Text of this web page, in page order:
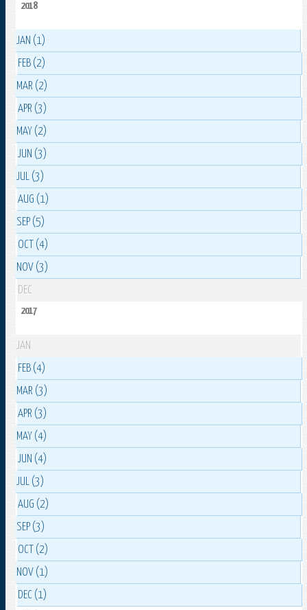
2018
JAN (1)
FEB (2)
MAR (2)
APR (3)
MAY (2)
JUN (3)
JUL (3)
AUG (1)
SEP (5)
OCT (4)
NOV (3)
DEC
2017
JAN
FEB (4)
MAR (3)
APR (3)
MAY (4)
JUN (4)
JUL (3)
AUG (2)
SEP (3)
OCT (2)
NOV (1)
DEC (1)